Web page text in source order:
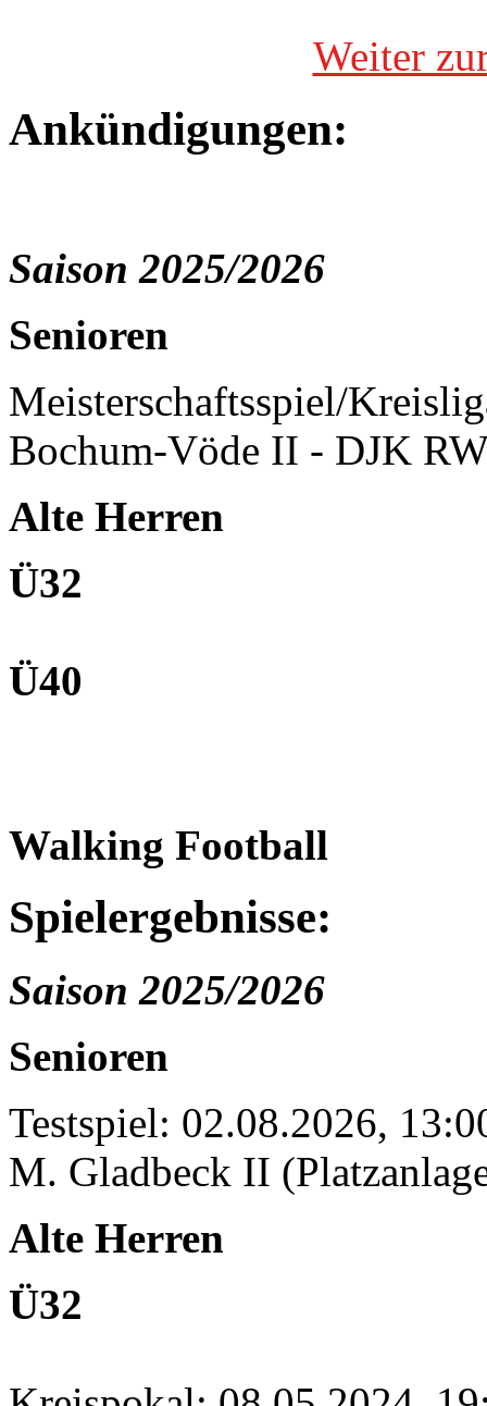
Weiter
Ankündigungen:
Saison 2025/2026
Senioren
Meisterschaftsspiel/
Bochum-Vöde II - DJK
Alte Herren
Ü32
Ü40
Walking Football
Spielergebnisse:
Saison 2025/2026
Senioren
Testspiel: 02.08.2026,
M. Gladbeck II
Alte Herren
Ü32